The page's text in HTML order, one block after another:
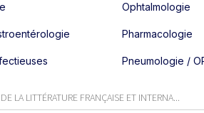
Ophtalmologie
Pharmacologie
Pneumologie /
LA LITTÉRATURE FRANÇAISE ET INTERNA...